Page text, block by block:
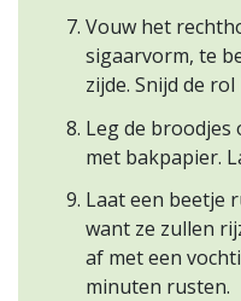
Vouw het
sigaarvorm, te
zijde. Snijd de
Leg de broodjes
met bakpapier.
Laat een beetje
want ze zullen
af met een
minuten rusten.